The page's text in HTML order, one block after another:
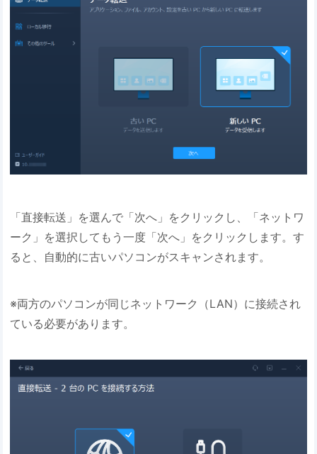
「直接転送」を選んで「次へ」をクリックし、「ネットワ
ーク」を選択してもう一度「次へ」をクリックします。す
ると、自動的に古いパソコンがスキャンされます。
※両方のパソコンが同じネットワーク（LAN）に接続され
ている必要があります。